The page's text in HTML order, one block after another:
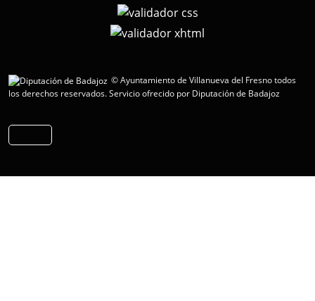
© Ayuntamiento de Villanueva del Fresno todos
los derechos reservados.Servicio ofrecido por Diputación de Badajoz